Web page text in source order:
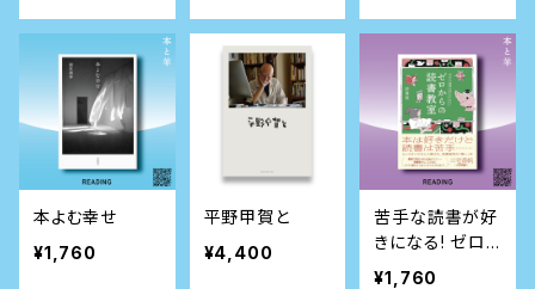
効く名作33 (幻
記
本よむ幸せ
¥1,760
平野甲賀と
¥4,400
苦手な読書が好
きになる! ゼロ
からの読書教室
¥1,760